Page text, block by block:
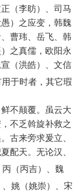
（李昉）、司马
）之应变，韩魏
曹玮、岳飞、韩
之真儒，欧阳永
（洪皓）、文信
于时者，其它瑕
不颠覆。虽云大
不乏斡旋补救之
古来旁求爰立、
配天。无论汉、
丙（丙吉）、魏
、姚（姚崇）、宋